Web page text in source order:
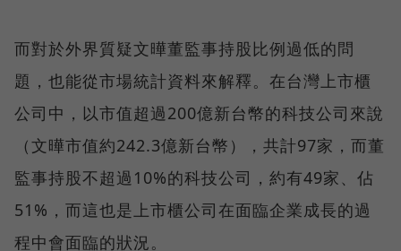
而對於外界質疑文曄董監事持股比例過低的問
題，也能從市場統計資料來解釋。在台灣上市櫃
公司中，以市值超過200億新台幣的科技公司來說
（文曄市值約242.3億新台幣），共計97家，而董
監事持股不超過10%的科技公司，約有49家、佔
51%，而這也是上市櫃公司在面臨企業成長的過
程中會面臨的狀況。